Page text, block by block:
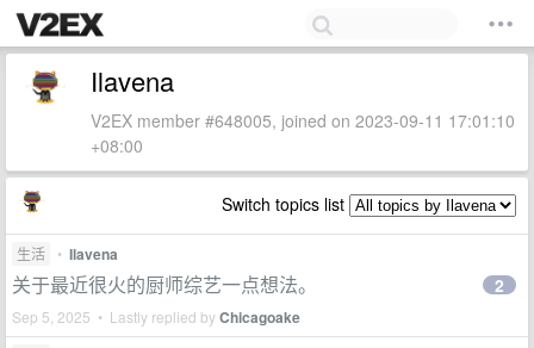
Ilavena
V2EX member #648005, joined on 2023-09-11 17:01:10
+08:00
Switch topics list
生活 • Ilavena
关于最近很火的厨师综艺一点想法。
Sep 5, 2025 • Lastly replied byChicagoake
2